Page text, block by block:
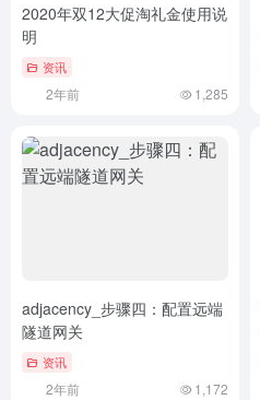
2020年双12大促淘礼金使用说
明
资讯
2年前 1,285
adjacency_步骤四：配置远端
隧道网关
资讯
2年前 1,172